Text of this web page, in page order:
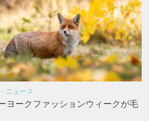
ニュース
ヨークファッションウィークが毛